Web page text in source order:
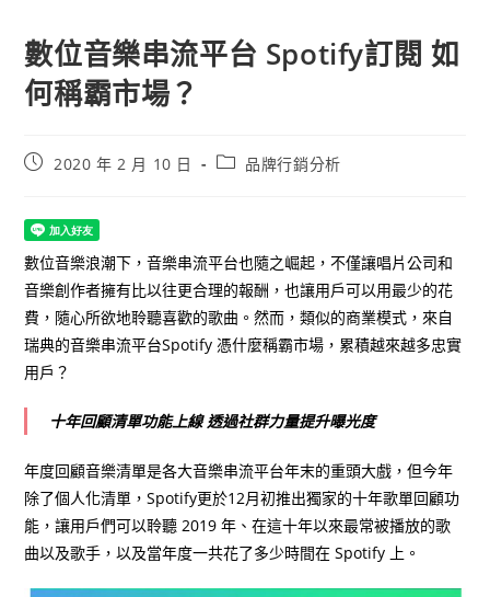
數位音樂串流平台 Spotify訂閱 如
何稱霸市場？
Post2020 年 2 月 10 日
Post品牌行銷分析
數位音樂浪潮下，音樂串流平台也隨之崛起，不僅讓唱片公司和
音樂創作者擁有比以往更合理的報酬，也讓用戶可以用最少的花
費，隨心所欲地聆聽喜歡的歌曲。然而，類似的商業模式，來自
瑞典的音樂串流平台Spotify 憑什麼稱霸市場，累積越來越多忠實
用戶？
十年回顧清單功能上線 透過社群力量提升曝光度
年度回顧音樂清單是各大音樂串流平台年末的重頭大戲，但今年
除了個人化清單，Spotify更於12月初推出獨家的十年歌單回顧功
能，讓用戶們可以聆聽 2019 年、在這十年以來最常被播放的歌
曲以及歌手，以及當年度一共花了多少時間在 Spotify 上。